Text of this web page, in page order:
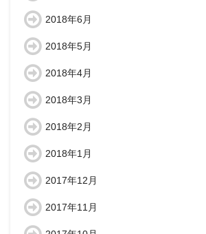
2018年6月
2018年5月
2018年4月
2018年3月
2018年2月
2018年1月
2017年12月
2017年11月